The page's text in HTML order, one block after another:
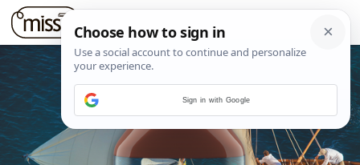
Sign in with Google